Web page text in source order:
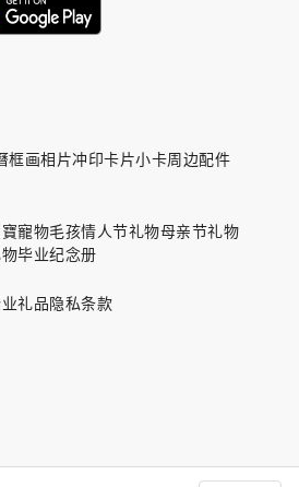
框画相片冲印卡片小卡周边配件
寵物毛孩情人节礼物母亲节礼物
毕业纪念册
礼品隐私条款